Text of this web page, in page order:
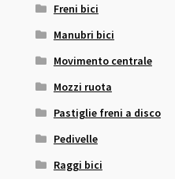
Freni bici
Manubri bici
Movimento centrale
Mozzi ruota
Pastiglie freni a disco
Pedivelle
Raggi bici